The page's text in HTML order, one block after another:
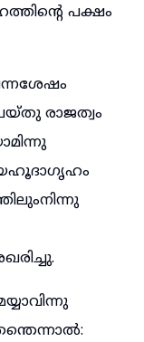
പക്ഷം
രാജത്വം